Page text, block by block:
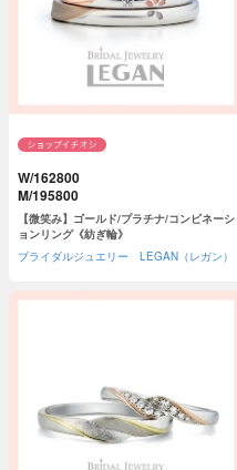
W/162800
M/195800
【微笑み】ゴールド/プラチナ/コンビネーシ
ョンリング《紡ぎ輪》
ブライダルジュエリー LEGAN（レガン）